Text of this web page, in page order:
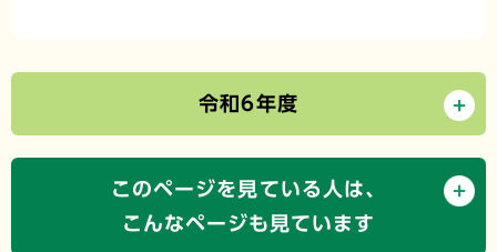
令和6年度
このページを見ている人は、
こんなページも見ています